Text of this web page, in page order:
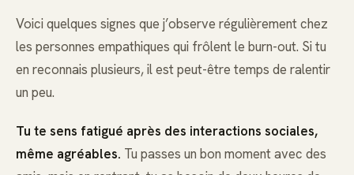
Voici quelques signes que j’observe régulièrement chez
les personnes empathiques qui frôlent le burn-out. Si tu
en reconnais plusieurs, il est peut-être temps de ralentir
un peu.
Tu te sens fatigué après des interactions sociales,
même agréables. Tu passes un bon moment avec des